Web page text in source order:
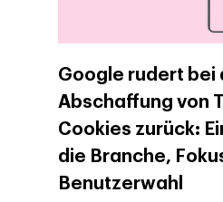
Google rudert bei
Abschaffung von
Cookies zurück:
die Branche,
Benutzerwahl